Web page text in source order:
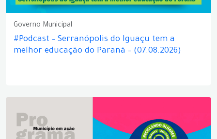
Governo Municipal
#Podcast – Serranópolis do Iguaçu tem a
melhor educação do Paraná – (07.08.2026)